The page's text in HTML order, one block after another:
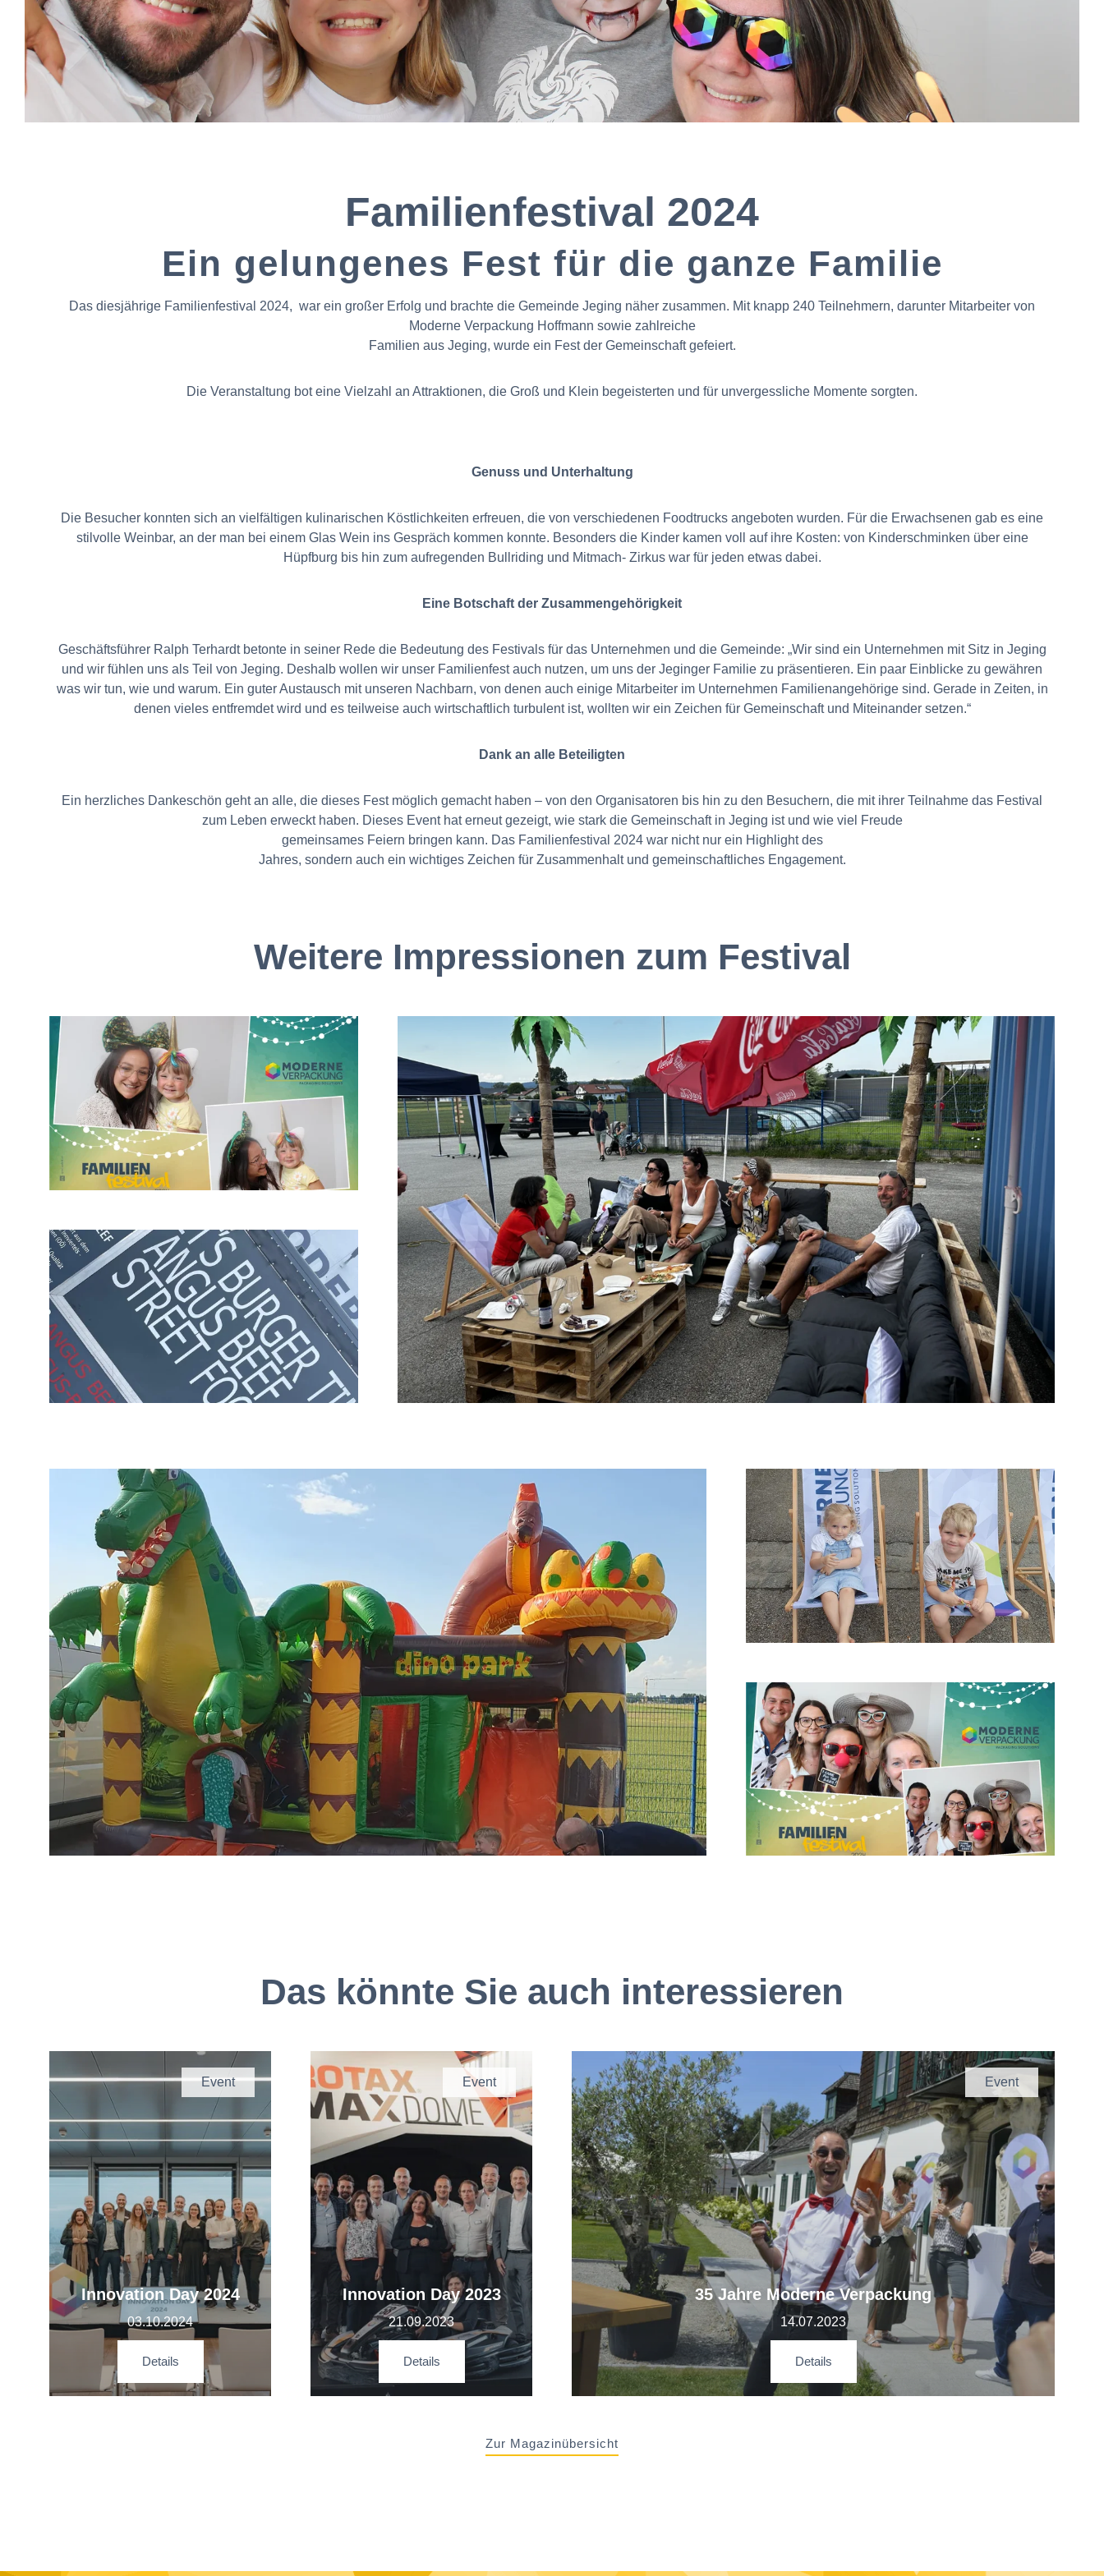
Familienfestival 2024
Ein gelungenes Fest für die ganze Familie
Das diesjährige Familienfestival 2024, war ein großer Erfolg und brachte die Gemeinde Jeging näher zusammen. Mit knapp 240 Teilnehmern, darunter Mitarbeiter von
Moderne Verpackung Hoffmann sowie zahlreiche
Familien aus Jeging, wurde ein Fest der Gemeinschaft gefeiert.
Die Veranstaltung bot eine Vielzahl an Attraktionen, die Groß und Klein begeisterten und für unvergessliche Momente sorgten.
Genuss und Unterhaltung
Die Besucher konnten sich an vielfältigen kulinarischen Köstlichkeiten erfreuen, die von verschiedenen Foodtrucks angeboten wurden. Für die Erwachsenen gab es eine
stilvolle Weinbar, an der man bei einem Glas Wein ins Gespräch kommen konnte. Besonders die Kinder kamen voll auf ihre Kosten: von Kinderschminken über eine
Hüpfburg bis hin zum aufregenden Bullriding und Mitmach- Zirkus war für jeden etwas dabei.
Eine Botschaft der Zusammengehörigkeit
Geschäftsführer Ralph Terhardt betonte in seiner Rede die Bedeutung des Festivals für das Unternehmen und die Gemeinde: „Wir sind ein Unternehmen mit Sitz in Jeging
und wir fühlen uns als Teil von Jeging. Deshalb wollen wir unser Familienfest auch nutzen, um uns der Jeginger Familie zu präsentieren. Ein paar Einblicke zu gewähren
was wir tun, wie und warum. Ein guter Austausch mit unseren Nachbarn, von denen auch einige Mitarbeiter im Unternehmen Familienangehörige sind. Gerade in Zeiten, in
denen vieles entfremdet wird und es teilweise auch wirtschaftlich turbulent ist, wollten wir ein Zeichen für Gemeinschaft und Miteinander setzen.“
Dank an alle Beteiligten
Ein herzliches Dankeschön geht an alle, die dieses Fest möglich gemacht haben – von den Organisatoren bis hin zu den Besuchern, die mit ihrer Teilnahme das Festival
zum Leben erweckt haben. Dieses Event hat erneut gezeigt, wie stark die Gemeinschaft in Jeging ist und wie viel Freude
gemeinsames Feiern bringen kann. Das Familienfestival 2024 war nicht nur ein Highlight des
Jahres, sondern auch ein wichtiges Zeichen für Zusammenhalt und gemeinschaftliches Engagement.
Weitere Impressionen zum Festival
Das könnte Sie auch interessieren
Event
Innovation Day 2024
03.10.2024
Details
Event
Innovation Day 2023
21.09.2023
Details
Event
35 Jahre Moderne Verpackung
14.07.2023
Details
Zur Magazinübersicht